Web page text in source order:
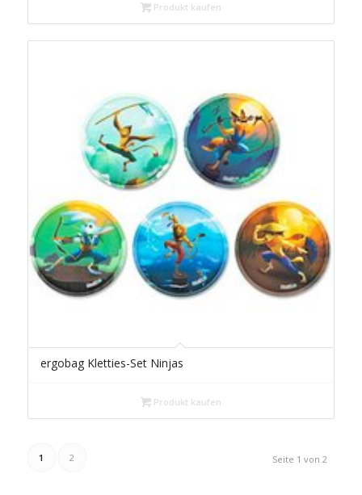
Produkt kaufen
ergobag Kletties-Set Ninjas
Produkt kaufen
Seite 1 von 2
1 2